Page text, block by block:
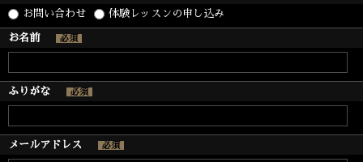
お問い合わせ 体験レッスンの申し込み
お名前 必須
ふりがな 必須
メールアドレス 必須